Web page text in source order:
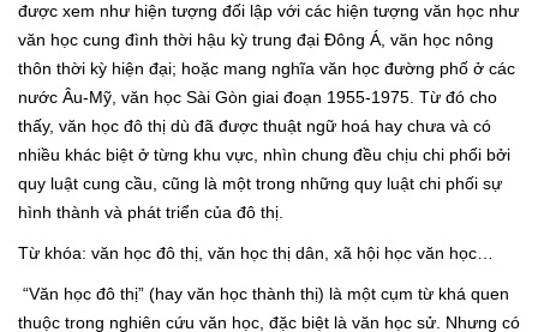
được xem như hiện tượng đối lập với các hiện tượng văn học như
văn học cung đình thời hậu kỳ trung đại Đông Á, văn học nông
thôn thời kỳ hiện đại; hoặc mang nghĩa văn học đường phố ở các
nước Âu-Mỹ, văn học Sài Gòn giai đoạn 1955-1975. Từ đó cho
thấy, văn học đô thị dù đã được thuật ngữ hoá hay chưa và có
nhiều khác biệt ở từng khu vực, nhìn chung đều chịu chi phối bởi
quy luật cung cầu, cũng là một trong những quy luật chi phối sự
hình thành và phát triển của đô thị.
Từ khóa: văn học đô thị, văn học thị dân, xã hội học văn học…
“Văn học đô thị” (hay văn học thành thị) là một cụm từ khá quen
thuộc trong nghiên cứu văn học, đặc biệt là văn học sử. Nhưng có